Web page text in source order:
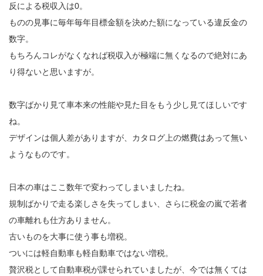
反による税収入は0。
ものの見事に毎年毎年目標金額を決めた額になっている違反金の
数字。
もちろんコレがなくなれば税収入が極端に無くなるので絶対にあ
り得ないと思いますが。
数字ばかり見て車本来の性能や見た目をもう少し見てほしいです
ね。
デザインは個人差がありますが、カタログ上の燃費はあって無い
ようなものです。
日本の車はここ数年で変わってしまいましたね。
規制ばかりで走る楽しさを失ってしまい、さらに税金の嵐で若者
の車離れも仕方ありません。
古いものを大事に使う事も増税。
ついには軽自動車も軽自動車ではない増税。
贅沢税として自動車税が課せられていましたが、今では無くては